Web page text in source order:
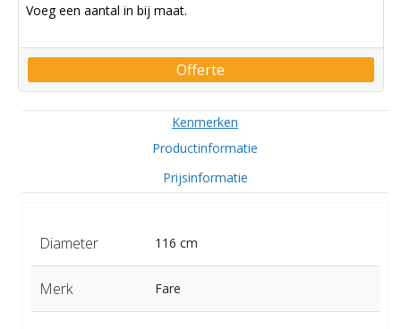
Voeg een aantal in bij maat.
Offerte
Kenmerken
Productinformatie
Prijsinformatie
Diameter 116 cm
Merk Fare